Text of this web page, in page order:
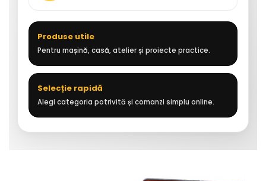
Produse utile
Pentru mașină, casă, atelier și proiecte practice.
Selecție rapidă
Alegi categoria potrivită și comanzi simplu online.